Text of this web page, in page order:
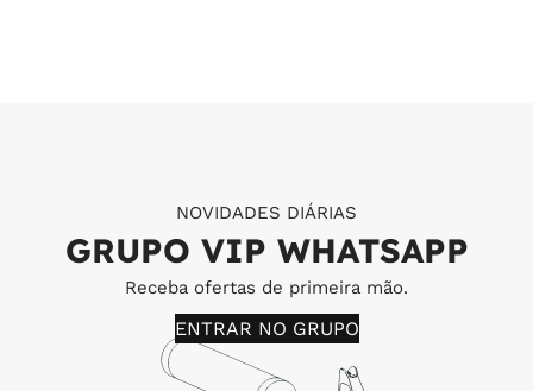
NOVIDADES DIÁRIAS
GRUPO VIP WHATSAPP
Receba ofertas de primeira mão.
ENTRAR NO GRUPO